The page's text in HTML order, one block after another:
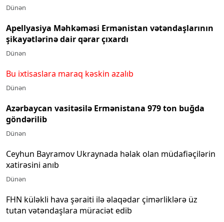
Dünən
Apellyasiya Məhkəməsi Ermənistan vətəndaşlarının
şikayətlərinə dair qərar çıxardı
Dünən
Bu ixtisaslara maraq kəskin azalıb
Dünən
Azərbaycan vasitəsilə Ermənistana 979 ton buğda
göndərilib
Dünən
Ceyhun Bayramov Ukraynada həlak olan müdafiəçilərin
xatirəsini anıb
Dünən
FHN küləkli hava şəraiti ilə əlaqədar çimərliklərə üz
tutan vətəndaşlara müraciət edib